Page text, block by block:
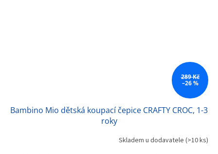
289 Kč
–26 %
Bambino Mio dětská koupací čepice CRAFTY CROC, 1-3
roky
Skladem u dodavatele (>10 ks)